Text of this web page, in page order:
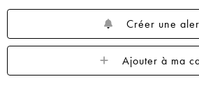
Créer une
Ajouter à ma